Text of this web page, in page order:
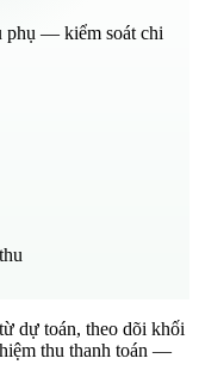
phụ — kiểm soát chi
dự toán, theo dõi khối
thu thanh toán —